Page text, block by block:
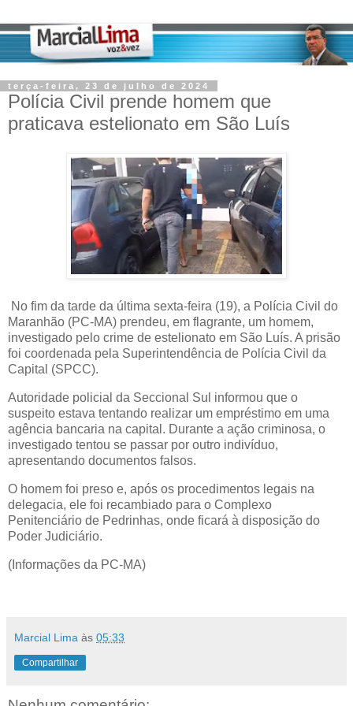
terça-feira, 23 de julho de 2024
Polícia Civil prende homem que
praticava estelionato em São Luís
No fim da tarde da última sexta-feira (19), a Polícia Civil do
Maranhão (PC-MA) prendeu, em flagrante, um homem,
investigado pelo crime de estelionato em São Luís. A prisão
foi coordenada pela Superintendência de Polícia Civil da
Capital (SPCC).
Autoridade policial da Seccional Sul informou que o
suspeito estava tentando realizar um empréstimo em uma
agência bancaria na capital. Durante a ação criminosa, o
investigado tentou se passar por outro indivíduo,
apresentando documentos falsos.
O homem foi preso e, após os procedimentos legais na
delegacia, ele foi recambiado para o Complexo
Penitenciário de Pedrinhas, onde ficará à disposição do
Poder Judiciário.
(Informações da PC-MA)
Marcial Lima às 05:33
Compartilhar